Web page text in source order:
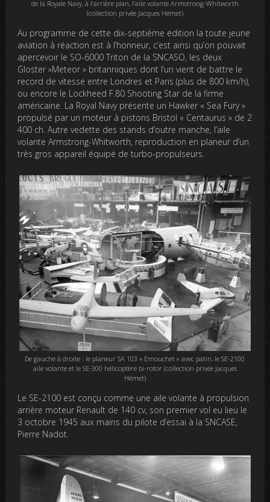
de la Royale Navy, à l’arrière plan, l’aile volante Armstrong-Whitworth
(collection privée Jacques Hémet)
Au programme de cette dix-septième édition la toute jeune
aviation à réaction est à l’honneur, c’est ainsi qu’on pouvait
apercevoir le SO-6000 Triton de la SNCASO, les deux
Gloster »Meteor » britanniques dont l’un vient de battre le
record de vitesse entre Londres et Paris (plus de 800 km/h),
ou encore le Lockheed F.80 Shooting Star de la firme
américaine. La Royal Navy présente un Hawker « Sea Fury »
propulsé par un moteur à pistons Bristol « Centaurus » de 2
400 ch. Autre vedette des stands d’outre manche, l’aile
volante Armstrong-Whitworth, reproduction en planeur d’un
très gros appareil équipé de turbo-propulseurs.
De gauche à droite : le planeur SA 103 « Emouchet » avec patin, le SE-2100
aile volante et le SE-300 hélicoptère bi-rotor (collection privée Jacques
Hémet)
Le SE-2100 est conçu comme une aile volante à propulsion
arrière moteur Renault de 140 cv, son premier vol eu lieu le
3 octobre 1945 aux mains du pilote d’essai à la SNCASE,
Pierre Nadot.